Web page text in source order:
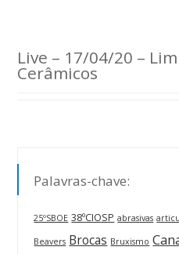
Live – 17/04/20 –
Cerâmicos
Palavras-chave:
25ºSBOE 38ºCIOSP abrasivas
Beavers Brocas Bruxismo